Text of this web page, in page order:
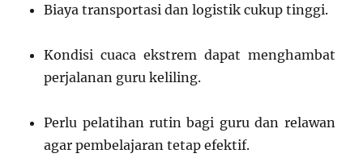
Biaya transportasi dan logistik cukup tinggi.
Kondisi cuaca ekstrem dapat menghambat
perjalanan guru keliling.
Perlu pelatihan rutin bagi guru dan relawan
agar pembelajaran tetap efektif.